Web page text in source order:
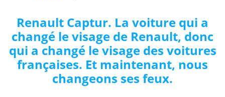
Renault Captur. La voiture qui a
changé le visage de Renault, donc
qui a changé le visage des voitures
françaises. Et maintenant, nous
changeons ses feux.